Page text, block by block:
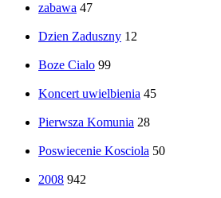
zabawa 47
Dzien Zaduszny 12
Boze Cialo 99
Koncert uwielbienia 45
Pierwsza Komunia 28
Poswiecenie Kosciola 50
2008 942